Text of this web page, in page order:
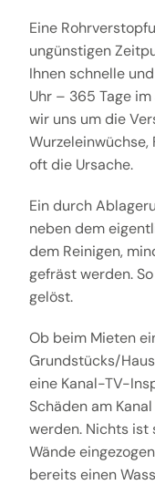
Eine
ungünstigen
Ihnen schnelle
Uhr – 365 Tage
wir uns um die
oft die Ursache.
Ein durch
neben dem
dem Reinigen,
gefräst werden.
gelöst.
Ob beim Mieten
Grundstücks/
eine Kanal-TV-
Schäden am
werden. Nichts ist
Wände
bereits einen